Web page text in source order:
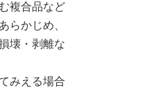
複合品など
らかじめ、
壊・剥離な
みえる場合